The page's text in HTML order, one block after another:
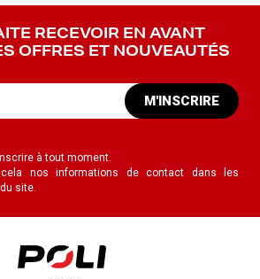
RECEVOIR EN AVANT
OFFRES ET NOUVEAUTÉS
M'INSCRIRE
à tout moment.
nos informations de contact dans les
site.